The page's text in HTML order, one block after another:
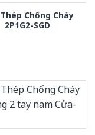
Chống Cháy
2P1G2-SGD